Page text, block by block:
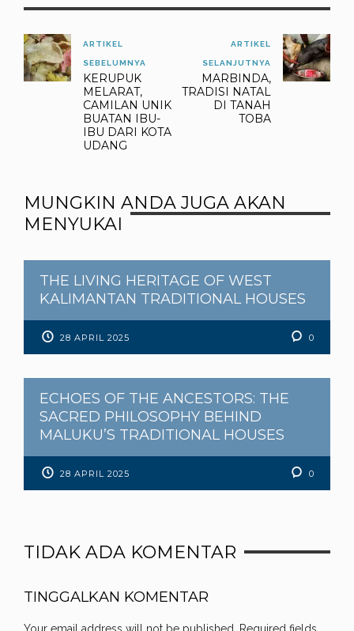
ARTIKEL
SEBELUMNYA
KERUPUK
MELARAT,
CAMILAN UNIK
BUATAN IBU-
IBU DARI KOTA
UDANG
ARTIKEL
SELANJUTNYA
MARBINDA,
TRADISI NATAL
DI TANAH
TOBA
MUNGKIN ANDA JUGA AKAN
MENYUKAI
THE LIVING HERITAGE OF WEST
KALIMANTAN TRADITIONAL HOUSES
28 APRIL 2025 0
ECHOES OF THE ANCESTORS: THE
SACRED PHILOSOPHY BEHIND
MALUKU’S TRADITIONAL HOUSES
28 APRIL 2025 0
TIDAK ADA KOMENTAR
TINGGALKAN KOMENTAR